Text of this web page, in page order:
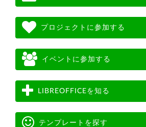
プロジェクトに参加する
イベントに参加する
LIBREOFFICEを知る
テンプレートを探す